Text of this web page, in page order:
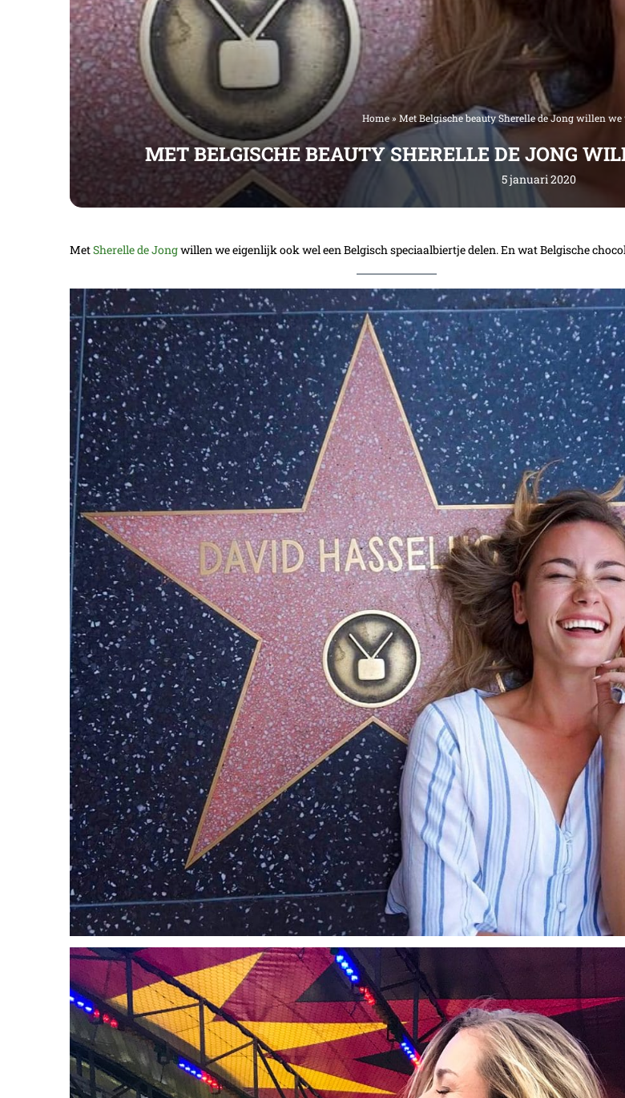
Home» Met Belgische beauty Sherelle de Jong willen
MET BELGISCHE BEAUTY SHERELLE DE JONG
5 januari 2020
MetSherelle de Jongwillen we eigenlijk ook wel een Belgisch speciaalbiertje delen. En wat Belgische